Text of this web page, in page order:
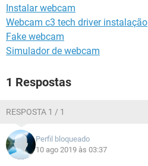
Instalar webcam
Webcam c3 tech driver instalação
Fake webcam
Simulador de webcam
1 Respostas
RESPOSTA 1 / 1
Perfil bloqueado
10 ago 2019 às 03:37